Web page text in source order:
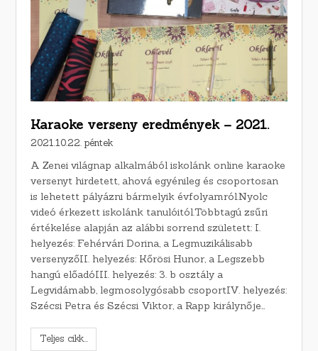
Karaoke verseny eredmények – 2021.
2021.10.22. péntek
A Zenei világnap alkalmából iskolánk online karaoke
versenyt hirdetett, ahová egyénileg és csoportosan
is lehetett pályázni bármelyik évfolyamról.Nyolc
videó érkezett iskolánk tanulóitól.Többtagú zsűri
értékelése alapján az alábbi sorrend született: I.
helyezés: Fehérvári Dorina, a Legmuzikálisabb
versenyzőII. helyezés: Kőrösi Hunor, a Legszebb
hangú előadóIII. helyezés: 3. b osztály a
Legvidámabb, legmosolygósabb csoportIV. helyezés:
Szécsi Petra és Szécsi Viktor, a Rapp királynője…
Teljes cikk...